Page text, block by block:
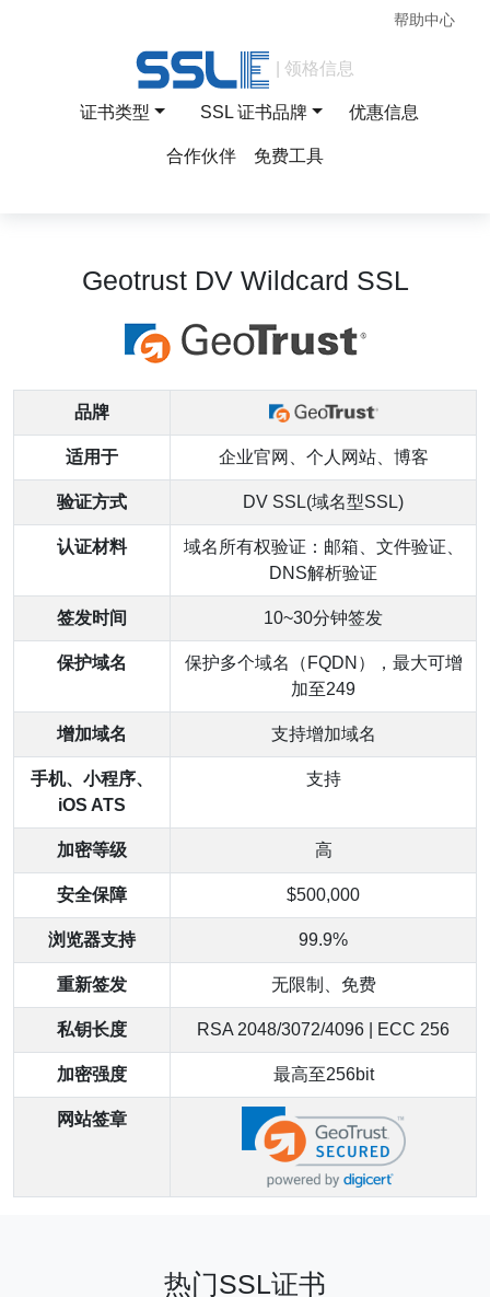
帮助中心
| 领格信息
证书类型 SSL 证书品牌 优惠信息
合作伙伴 免费工具
Geotrust DV Wildcard SSL
品牌
适用于 企业官网、个人网站、博客
验证方式 DV SSL(域名型SSL)
认证材料
域名所有权验证：邮箱、文件验证、
DNS解析验证
签发时间 10~30分钟签发
保护域名
保护多个域名（FQDN），最大可增
加至249
增加域名 支持增加域名
手机、小程序、
iOS ATS
支持
加密等级 高
安全保障 $500,000
浏览器支持 99.9%
重新签发 无限制、免费
私钥长度 RSA 2048/3072/4096 | ECC 256
加密强度 最高至256bit
网站签章
热门SSL证书